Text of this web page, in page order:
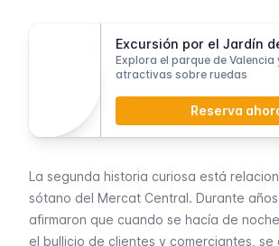
Explora el parque de Valencia
atractivas sobre ruedas
Reserva
La segunda historia curiosa está
sótano del Mercat Central. Durante
afirmaron que cuando se hacía de
el bullicio de clientes y comerciantes, se